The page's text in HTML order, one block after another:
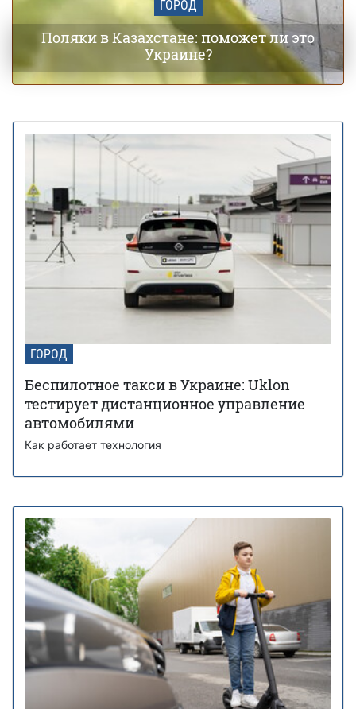
ГОРОД
Поляки в Казахстане: поможет ли это
Украине?
ГОРОД
Беспилотное такси в Украине: Uklon
тестирует дистанционное управление
автомобилями
Как работает технология